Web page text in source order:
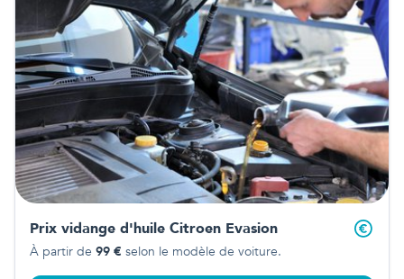
Prix vidange d'huile Citroen Evasion
À partir de 99 € selon le modèle de voiture.